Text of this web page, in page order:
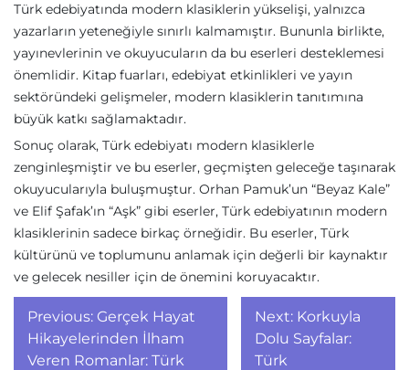
Türk edebiyatında modern klasiklerin yükselişi, yalnızca
yazarların yeteneğiyle sınırlı kalmamıştır. Bununla birlikte,
yayınevlerinin ve okuyucuların da bu eserleri desteklemesi
önemlidir. Kitap fuarları, edebiyat etkinlikleri ve yayın
sektöründeki gelişmeler, modern klasiklerin tanıtımına
büyük katkı sağlamaktadır.
Sonuç olarak, Türk edebiyatı modern klasiklerle
zenginleşmiştir ve bu eserler, geçmişten geleceğe taşınarak
okuyucularıyla buluşmuştur. Orhan Pamuk’un “Beyaz Kale”
ve Elif Şafak’ın “Aşk” gibi eserler, Türk edebiyatının modern
klasiklerinin sadece birkaç örneğidir. Bu eserler, Türk
kültürünü ve toplumunu anlamak için değerli bir kaynaktır
ve gelecek nesiller için de önemini koruyacaktır.
Yazı
gezinmesi
Previous: Gerçek Hayat
Hikayelerinden İlham
Veren Romanlar: Türk
Next: Korkuyla
Dolu Sayfalar:
Türk